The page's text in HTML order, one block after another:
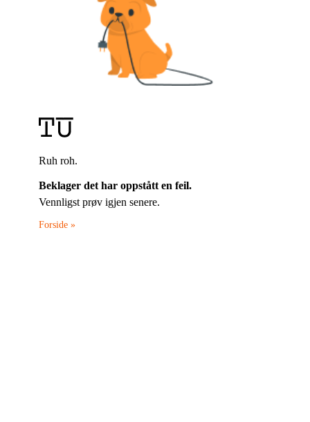
Ruh roh.
Beklager det har oppstått en feil.
Vennligst prøv igjen senere.
Forside »